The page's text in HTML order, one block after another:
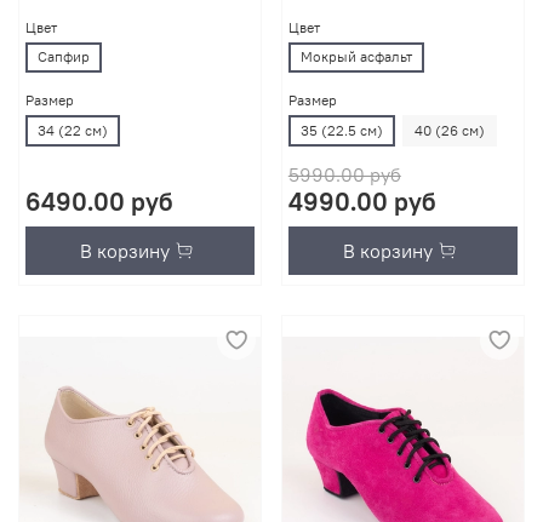
Цвет
Сапфир
Размер
34 (22 см)
6490.00 руб
В корзину
Цвет
Мокрый асфальт
Размер
35 (22.5 см)
40 (26 см)
5990.00 руб
4990.00 руб
В корзину